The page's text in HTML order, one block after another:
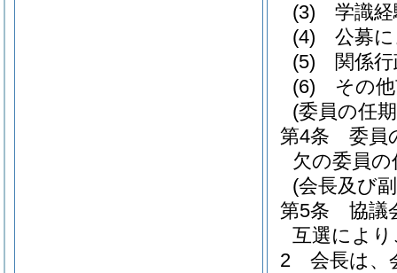
(3)
学識
(4)
公募
(5)
関係
(6)
その
(委員の任
第4条
委員
欠の委員
(会長及び
第5条
協議
互選によ
2
会長は、